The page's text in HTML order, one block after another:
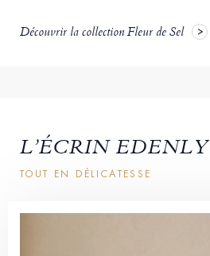
Découvrir la collection Fleur de Sel
L’ÉCRIN EDENLY
TOUT EN DÉLICATESSE